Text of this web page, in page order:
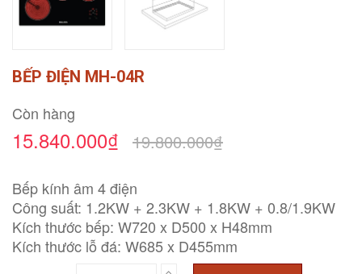
BẾP ĐIỆN MH-04R
Còn hàng
15.840.000₫ 19.800.000₫
Bếp kính âm 4 điện
Công suất: 1.2KW + 2.3KW + 1.8KW + 0.8/1.9KW
Kích thước bếp: W720 x D500 x H48mm
Kích thước lỗ đá: W685 x D455mm